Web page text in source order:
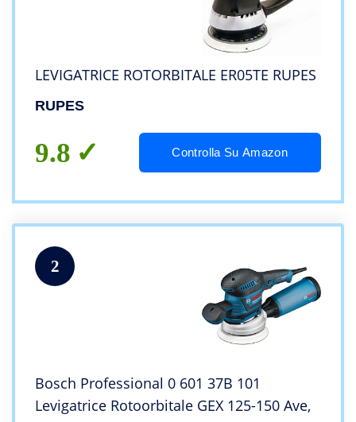
LEVIGATRICE ROTORBITALE ER05TE RUPES
RUPES
9.8 Controlla Su Amazon
2
Bosch Professional 0 601 37B 101
Levigatrice Rotoorbitale GEX 125-150 Ave,